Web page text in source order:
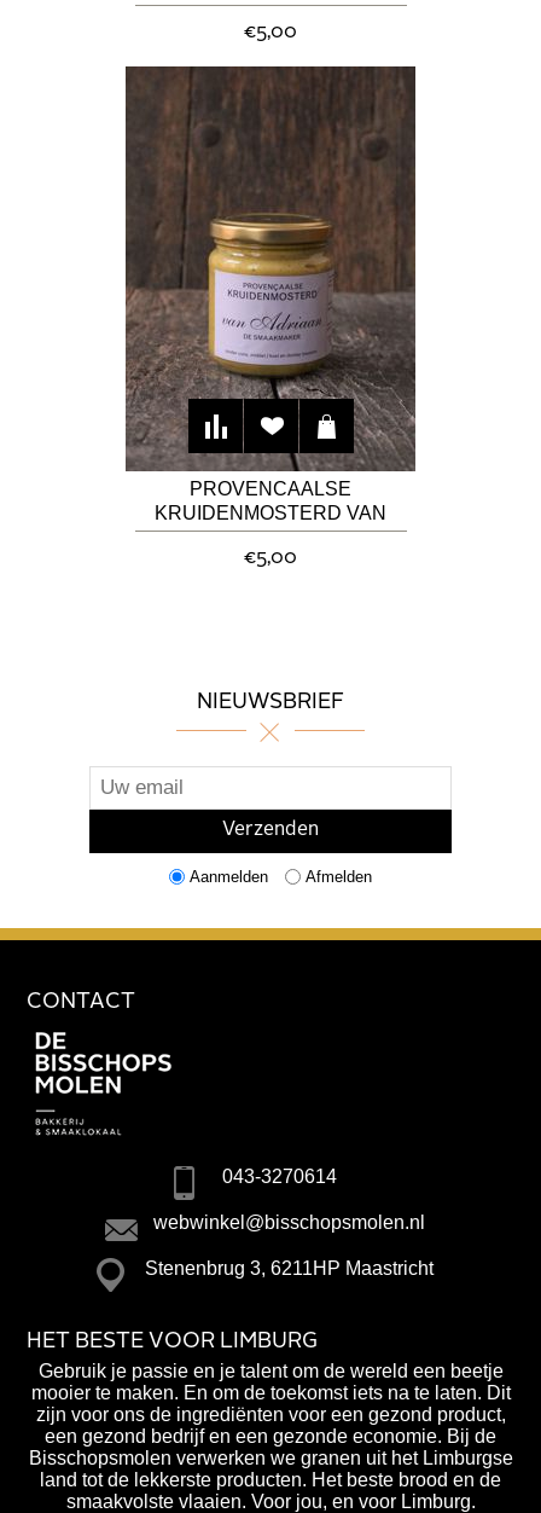
€5,00
PROVENCAALSE
KRUIDENMOSTERD VAN
ADRIAAN DE SMAAKMAKER
€5,00
NIEUWSBRIEF
Aanmelden Afmelden
CONTACT
043-3270614
webwinkel@bisschopsmolen.nl
Stenenbrug 3, 6211HP Maastricht
HET BESTE VOOR LIMBURG
Gebruik je passie en je talent om de wereld een beetje
mooier te maken. En om de toekomst iets na te laten. Dit
zijn voor ons de ingrediënten voor een gezond product,
een gezond bedrijf en een gezonde economie. Bij de
Bisschopsmolen verwerken we granen uit het Limburgse
land tot de lekkerste producten. Het beste brood en de
smaakvolste vlaaien. Voor jou, en voor Limburg.